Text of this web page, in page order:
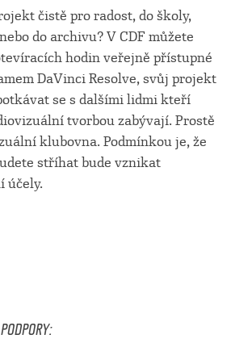
čistě pro radost, do školy,
do archivu? V CDF můžete
hodin veřejně přístupné
DaVinci Resolve, svůj projekt
se s dalšími lidmi kteří
tvorbou zabývají. Prostě
klubovna. Podmínkou je, že
stříhat bude vznikat
účely.